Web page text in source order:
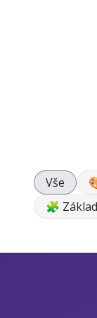
Vše
🧩